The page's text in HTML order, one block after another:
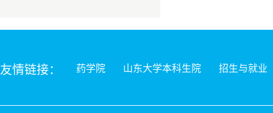
友情链接： 药学院 山东大学本科生院 招生与就业